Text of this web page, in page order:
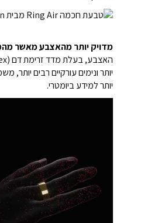
מדויק יותר מהאצבע מאשר
יותר ונימים עורקיים רבים יותר,
יותר למידע ביומטרי.